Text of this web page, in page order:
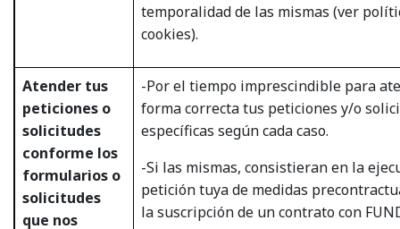
temporalidad de las mismas (ver
cookies).
Atender tus
peticiones o
solicitudes
conforme los
formularios o
solicitudes
que nos
-Por el tiempo imprescindible para
forma correcta tus peticiones y/o
específicas según cada caso.
-Si las mismas, consistieran en la
petición tuya de medidas
la suscripción de un contrato con